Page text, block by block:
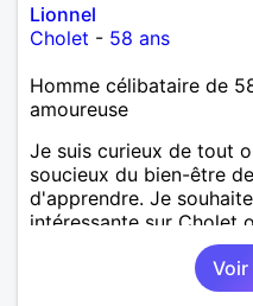
Lionnel
Cholet - 58 ans
Homme célibataire de
amoureuse
Je suis curieux de tout
soucieux du bien-être
d'apprendre. Je
intéressante sur Cholet
quinqua motivée à
j'aime la musique, rire,
imaginer, cuisiner, etc.